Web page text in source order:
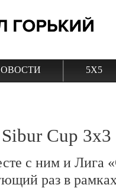
5Х5
Cup 3x3
с ним и Лига
раз в